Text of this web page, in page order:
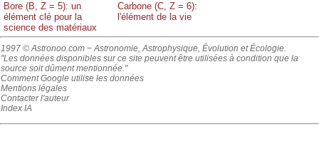
Bore (B, Z = 5): un
élément clé pour la
science des matériaux
Carbone (C, Z = 6):
l'élément de la vie
1997 © Astronoo.com − Astronomie, Astrophysique, Évolution et Écologie.
"Les données disponibles sur ce site peuvent être utilisées à condition que la
source soit dûment mentionnée."
Comment Google utilise les données
Mentions légales
Contacter l'auteur
Index IA